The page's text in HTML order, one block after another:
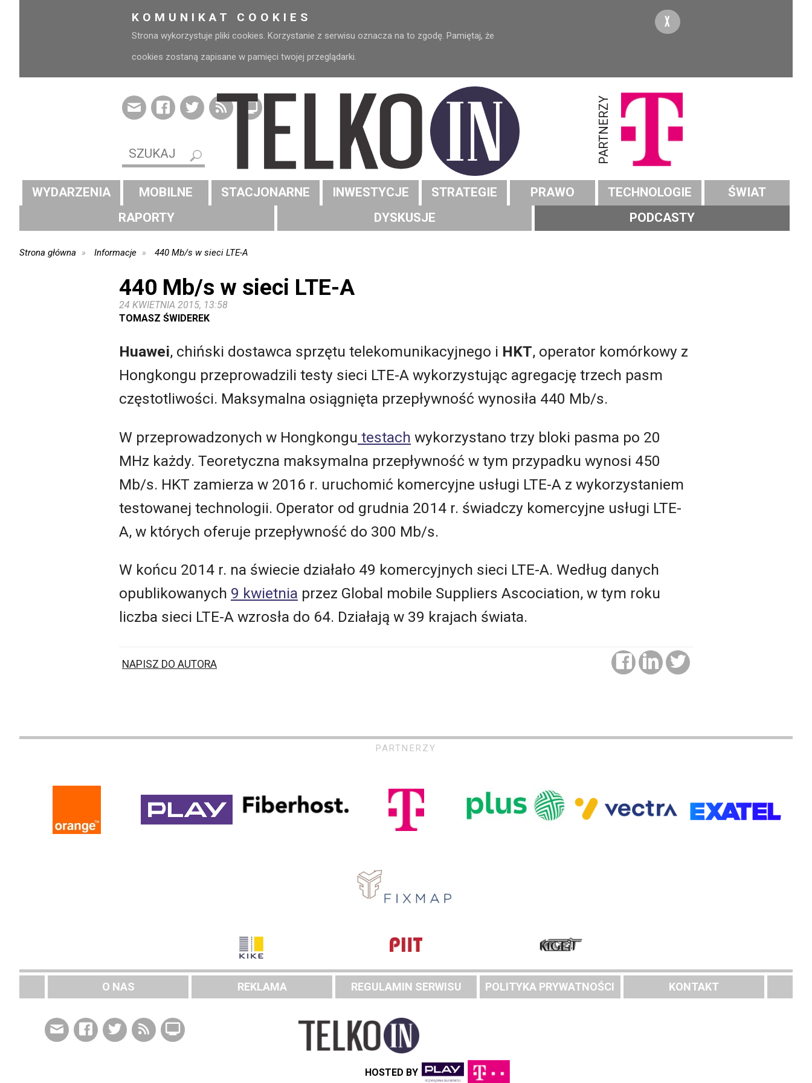
KOMUNIKAT COOKIES
Strona wykorzystuje pliki cookies. Korzystanie z serwisu oznacza na to zgodę. Pamiętaj, że
cookies zostaną zapisane w pamięci twojej przeglądarki.
X
PARTNERZY
WYDARZENIA MOBILNE STACJONARNE INWESTYCJE STRATEGIE PRAWO TECHNOLOGIE
ŚWIAT
RAPORTY
DYSKUSJE PODCASTY
Strona główna Informacje 440 Mb/s w sieci LTE-A
440 Mb/s w sieci LTE-A
24 KWIETNIA 2015, 13:58
TOMASZ ŚWIDEREK
Huawei, chiński dostawca sprzętu telekomunikacyjnego i HKT, operator komórkowy z
Hongkongu przeprowadzili testy sieci LTE-A wykorzystując agregację trzech pasm
częstotliwości. Maksymalna osiągnięta przepływność wynosiła 440 Mb/s.
W przeprowadzonych w Hongkongu testach wykorzystano trzy bloki pasma po 20
MHz każdy. Teoretyczna maksymalna przepływność w tym przypadku wynosi 450
Mb/s. HKT zamierza w 2016 r. uruchomić komercyjne usługi LTE-A z wykorzystaniem
testowanej technologii. Operator od grudnia 2014 r. świadczy komercyjne usługi LTE-
A, w których oferuje przepływność do 300 Mb/s.
W końcu 2014 r. na świecie działało 49 komercyjnych sieci LTE-A. Według danych
opublikowanych 9 kwietnia przez Global mobile Suppliers Ascociation, w tym roku
liczba sieci LTE-A wzrosła do 64. Działają w 39 krajach świata.
NAPISZ DO AUTORA
PARTNERZY
O NAS REKLAMA REGULAMIN SERWISU POLITYKA PRYWATNOŚCI KONTAKT
HOSTED BY